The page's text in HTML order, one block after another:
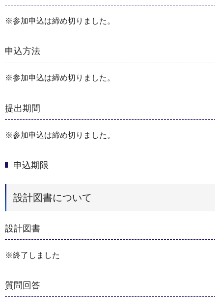
※参加申込は締め切りました。
申込方法
※参加申込は締め切りました。
提出期間
※参加申込は締め切りました。
申込期限
設計図書について
設計図書
※終了しました
質問回答